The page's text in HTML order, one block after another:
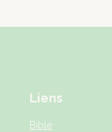
Liens
Bible